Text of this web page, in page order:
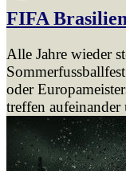
FIFA
Alle Jahre wieder
oder
treffen